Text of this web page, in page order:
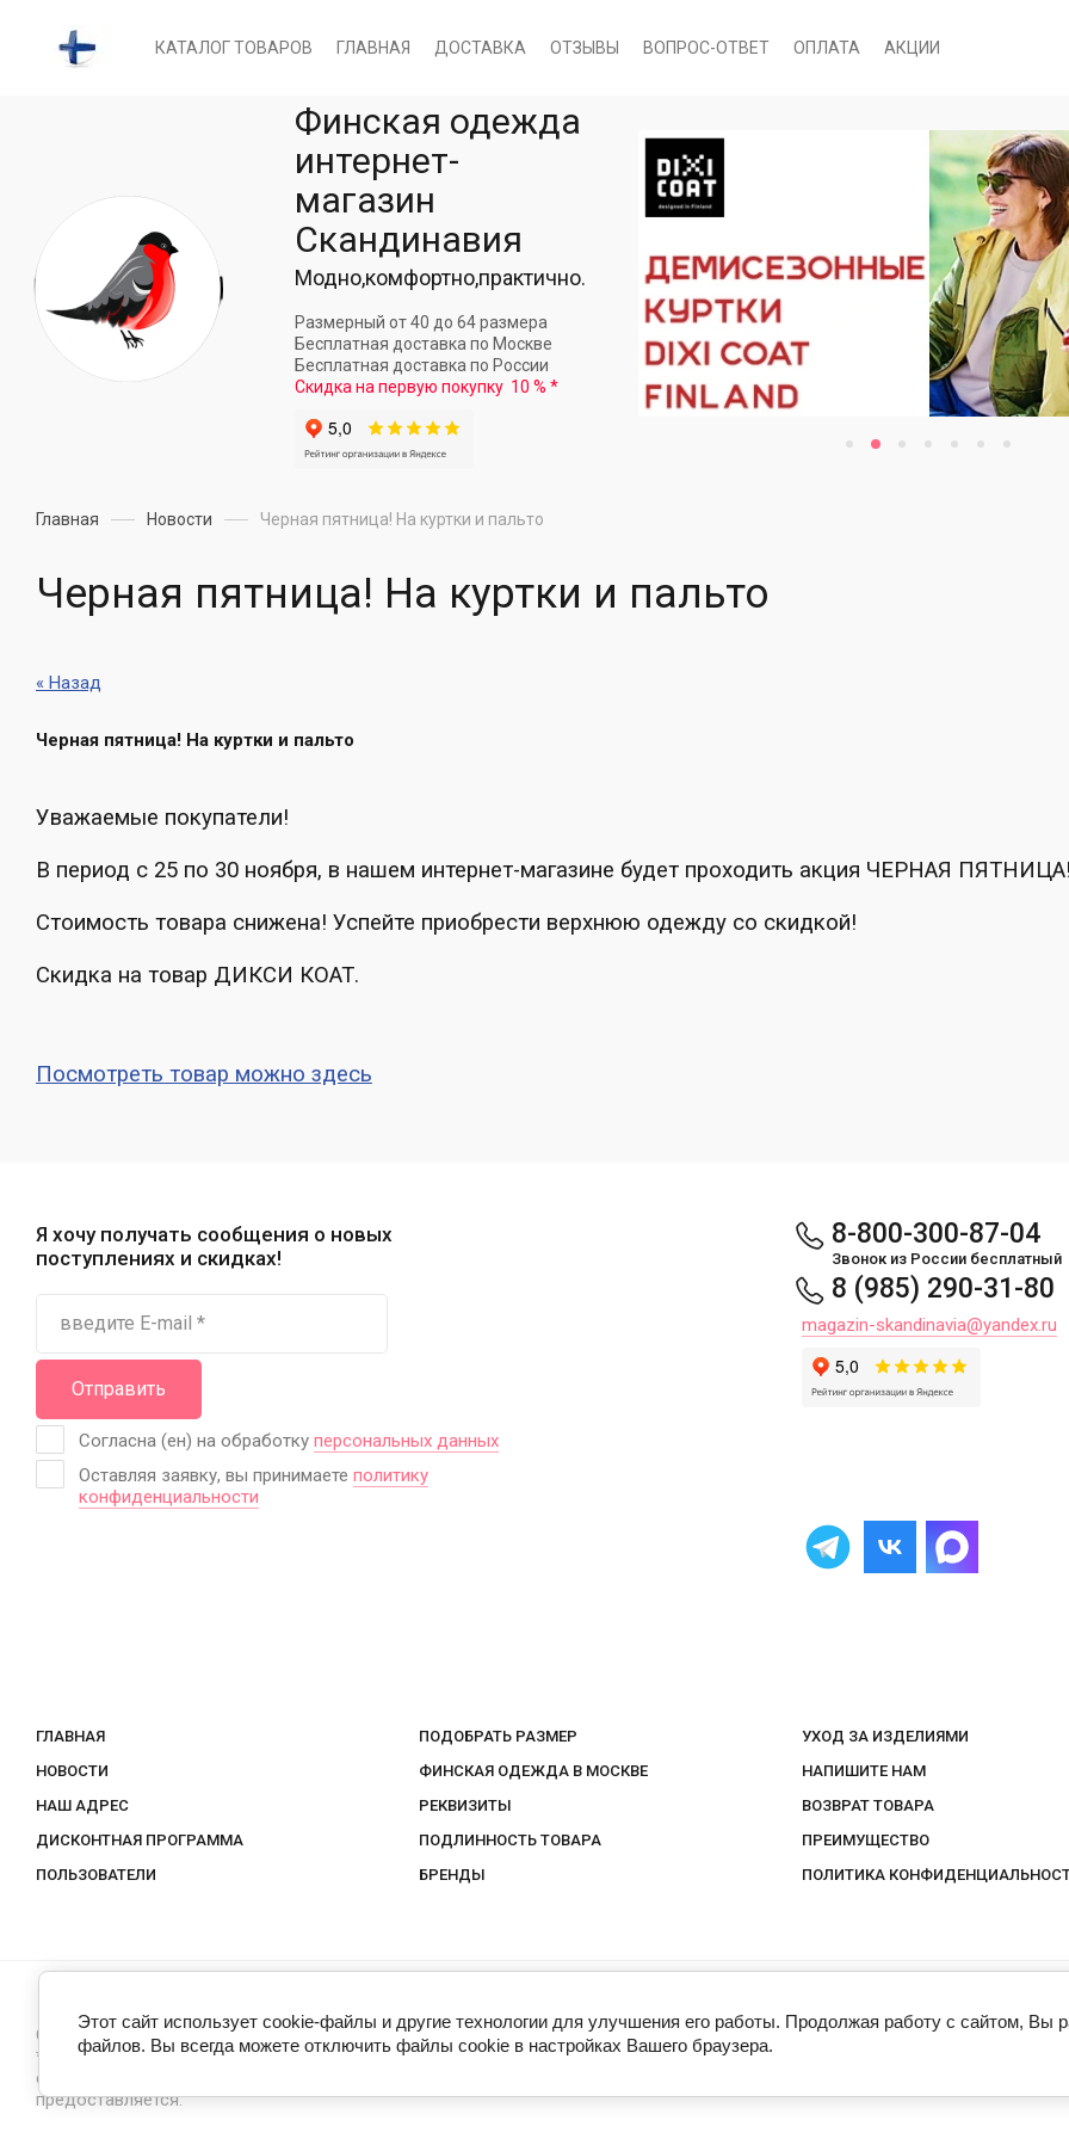
КАТАЛОГ ТОВАРОВ ГЛАВНАЯ ДОСТАВКА ОТЗЫВЫ ВОПРОС-ОТВЕТ ОПЛАТА АКЦИИ
Финская одежда
интернет-
магазин
Скандинавия
Модно,комфортно,практично.
Размерный от 40 до 64 размера
Бесплатная доставка по Москве
Бесплатная доставка по России
Скидка на первую покупку 10 % *
Главная Новости Черная пятница! На куртки и пальто
Черная пятница! На куртки и пальто
« Назад
Черная пятница! На куртки и пальто
Уважаемые покупатели!
В период с 25 по 30 ноября, в нашем интернет-магазине будет проходить акция ЧЕРНАЯ
Стоимость товара снижена! Успейте приобрести верхнюю одежду со скидкой!
Скидка на товар ДИКСИ КОАТ.
Посмотреть товар можно здесь
Я хочу получать сообщения о новых
поступлениях и скидках!
Согласна (ен) на обработку персональных данных
Оставляя заявку, вы принимаете политику
конфиденциальности
Отправить
8-800-300-87-04
Звонок из России бесплатный
8 (985) 290-31-80
magazin-skandinavia@yandex.ru
ГЛАВНАЯ ПОДОБРАТЬ РАЗМЕР
УХОД ЗА ИЗДЕЛИЯМИ
НОВОСТИ
ФИНСКАЯ ОДЕЖДА В МОСКВЕ
НАПИШИТЕ НАМ
НАШ АДРЕС
РЕКВИЗИТЫ
ВОЗВРАТ ТОВАРА
ДИСКОНТНАЯ ПРОГРАММА
ПОДЛИННОСТЬ ТОВАРА
ПРЕИМУЩЕСТВО
ПОЛЬЗОВАТЕЛИ
БРЕНДЫ ПОЛИТИКА
Скандинавия интернет-магазин финской одежды 2010-2026.
*Скидки на товар не суммируются.При покупке через
сервис Долями скидка на первую покупку не
предоставляется.
Этот сайт использует cookie-файлы и другие технологии для улучшения его работы. Продолжая работу с сайтом, Вы
файлов. Вы всегда можете отключить файлы cookie в настройках Вашего браузера.